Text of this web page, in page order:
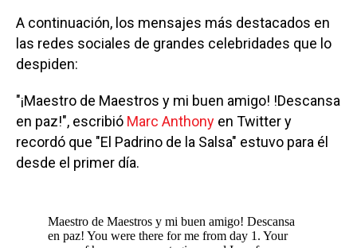
A continuación, los mensajes más destacados en
las redes sociales de grandes celebridades que lo
despiden:
"¡Maestro de Maestros y mi buen amigo! !Descansa
en paz!", escribió Marc Anthony en Twitter y
recordó que "El Padrino de la Salsa" estuvo para él
desde el primer día.
Maestro de Maestros y mi buen amigo! Descansa
en paz! You were there for me from day 1. Your